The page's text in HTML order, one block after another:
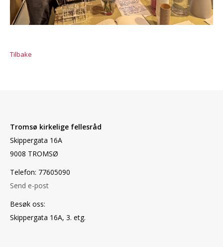
Tilbake
Tromsø kirkelige fellesråd
Skippergata 16A
9008 TROMSØ
Telefon: 77605090
Send e-post
Besøk oss:
Skippergata 16A, 3. etg.